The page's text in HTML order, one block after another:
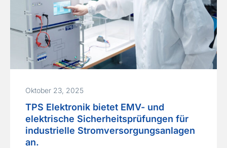
Oktober 23, 2025
TPS Elektronik bietet EMV- und
elektrische Sicherheitsprüfungen für
industrielle Stromversorgungsanlagen
an.